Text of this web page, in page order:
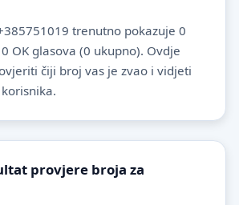
trenutno pokazuje 0
OK glasova (0 ukupno). Ovdje
čiji broj vas je zvao i vidjeti
provjere broja za